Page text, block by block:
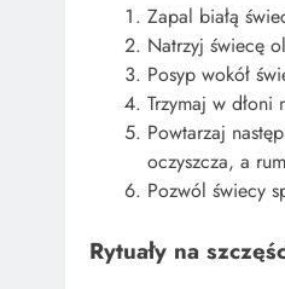
Zapal białą
Natrzyj świecę
Posyp wokół
Trzymaj w
Powtarzaj
oczyszcza, a
Pozwól świecy
Rytuały na